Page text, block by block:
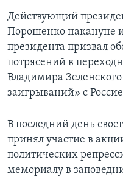
Действующий
Порошенко накануне
президента призвал
потрясений в
Владимира
заигрываний» с
В последний день
принял участие в
политических
мемориалу в